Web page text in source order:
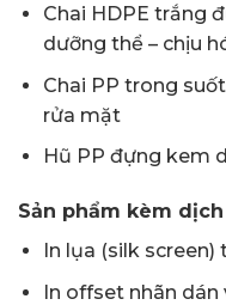
Chai HDPE trắng
dưỡng thể – chịu
Chai PP trong
rửa mặt
Hũ PP đựng kem
Sản phẩm kèm
In lụa (silk
In offset nhãn